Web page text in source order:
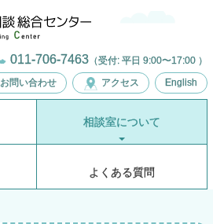
011-706-7463 （受付: 平日 9:00〜17:00 ）
お問い合わせ アクセス English
相談室について
よくある質問